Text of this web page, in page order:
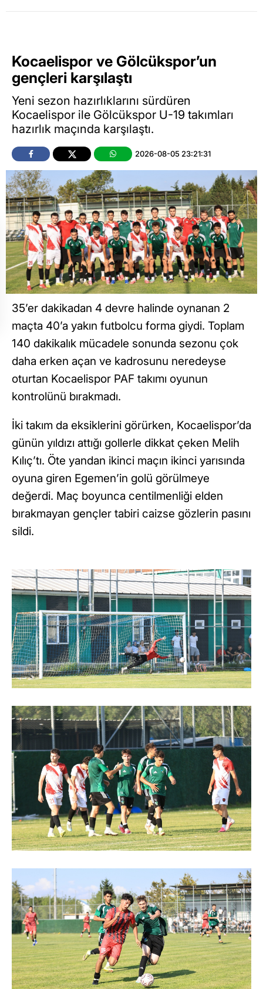
Kocaelispor ve Gölcükspor’un
gençleri karşılaştı
Yeni sezon hazırlıklarını sürdüren
Kocaelispor ile Gölcükspor U-19 takımları
hazırlık maçında karşılaştı.
2026-08-05 23:21:31
35’er dakikadan 4 devre halinde oynanan 2
maçta 40’a yakın futbolcu forma giydi. Toplam
140 dakikalık mücadele sonunda sezonu çok
daha erken açan ve kadrosunu neredeyse
oturtan Kocaelispor PAF takımı oyunun
kontrolünü bırakmadı.
İki takım da eksiklerini görürken, Kocaelispor’da
günün yıldızı attığı gollerle dikkat çeken Melih
Kılıç’tı. Öte yandan ikinci maçın ikinci yarısında
oyuna giren Egemen’in golü görülmeye
değerdi. Maç boyunca centilmenliği elden
bırakmayan gençler tabiri caizse gözlerin pasını
sildi.